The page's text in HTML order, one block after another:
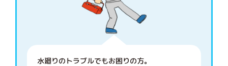
水廻りのトラブルでもお困りの方。